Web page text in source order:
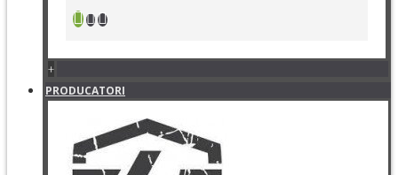
+
PRODUCATORI